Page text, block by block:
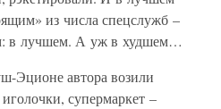
из числа спецслужб –
в лучшем. А уж в худшем…
Эционе автора возили
супермаркет –